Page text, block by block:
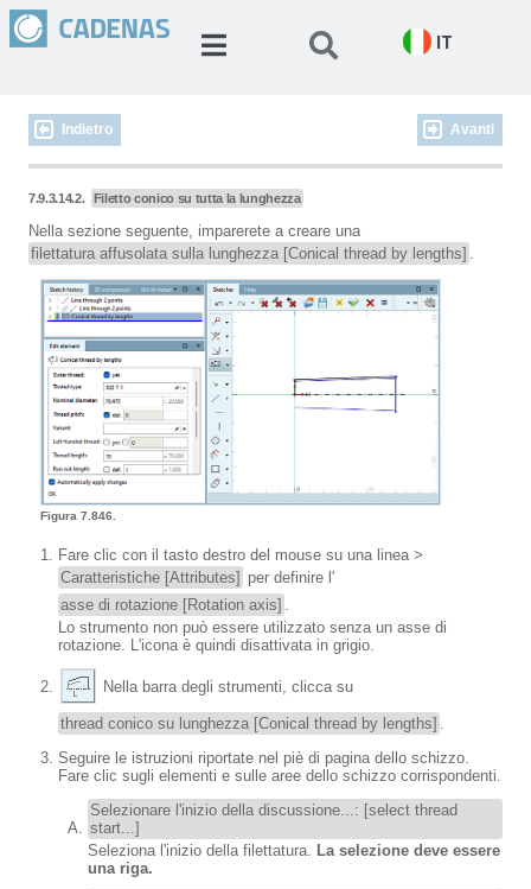
IT
Indietro Avanti
7.9.3.14.2. Filetto conico su tutta la lunghezza
Nella sezione seguente, imparerete a creare una
filettatura affusolata sulla lunghezza [Conical thread by lengths] .
Figura 7.846.
Fare clic con il tasto destro del mouse su una linea >
Caratteristiche [Attributes] per definire l'
asse di rotazione [Rotation axis]
Lo strumento non può essere utilizzato senza un asse di
rotazione. L'icona è quindi disattivata in grigio.
Nella barra degli strumenti, clicca su
thread conico su lunghezza [Conical thread by lengths]
Seguire le istruzioni riportate nel piè di pagina dello schizzo.
Fare clic sugli elementi e sulle aree dello schizzo corrispondenti.
Selezionare l'inizio della discussione...: [select thread
start...]
Seleziona l'inizio della filettatura. La selezione deve essere
una riga.